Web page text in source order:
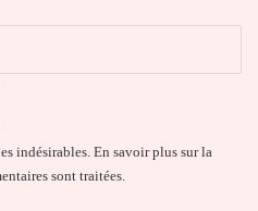
indésirables. En savoir plus sur la
sont traitées.